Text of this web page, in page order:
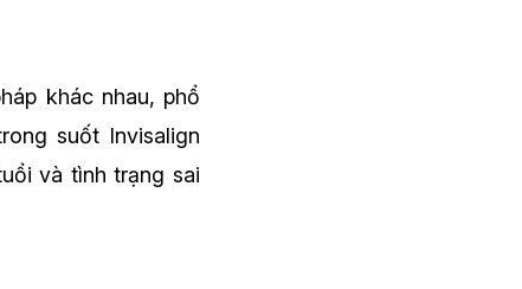
khác nhau, phổ
suốt Invisalign
và tình trạng sai